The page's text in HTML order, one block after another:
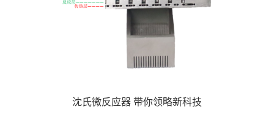
沈氏微反应器 带你领略新科技